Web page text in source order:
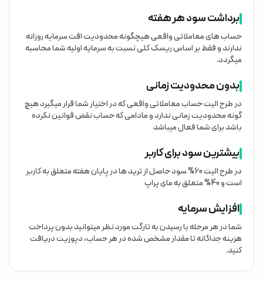
برداشت سود هر هفته
حساب های معاملاتی واقعی هیچگونه محدودیت افت سرمایه روزانه
ندارند و فقط بر اساس ریسک کلی نسبت به سرمایه اولیه شما محاسبه
میگردد.
بدون محدودیت زمانی
در طرح الیت حساب معاملاتی واقعی که در اختیار شما قرار میگیرد هیچ
گونه محدودیت زمانی ندارد و مادامی که حساب نقض قوانین نکرده
باشد برای شما فعال میباشد
بیشترین سود برای کاربر
در طرح الیت 60% سود حاصل از ترید ها در پایان هفته متعلق به کاربر
است و 40% متعلق به مای پراپ
افزایش سرمایه
شما در هر مرحله با رسیدن به تارگت مورد نظر میتوانید بدون پرداخت
هزینه جداگانه تا مقدار مشخص شده در هر حساب، دپوزیت دریافت
کنید.